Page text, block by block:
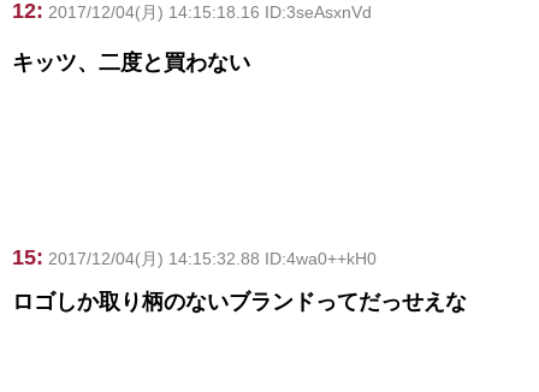
12: 2017/12/04(月) 14:15:18.16 ID:3seAsxnVd
キッツ、二度と買わない
15: 2017/12/04(月) 14:15:32.88 ID:4wa0++kH0
ロゴしか取り柄のないブランドってだっせえな